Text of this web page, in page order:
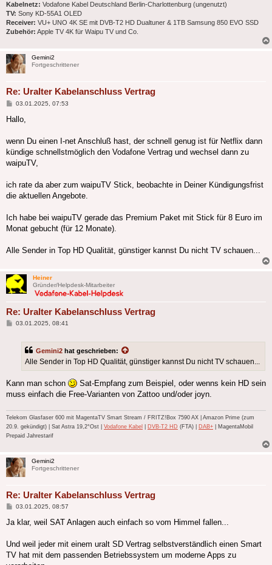
Kabelnetz: Vodafone Kabel Deutschland Berlin-Charlottenburg (ungenutzt)
TV: Sony KD-55A1 OLED
Receiver: VU+ UNO 4K SE mit DVB-T2 HD Dualtuner & 1TB Samsung 850 EVO SSD
Zubehör: Apple TV 4K für Waipu TV und Co.
Gemini2
Fortgeschrittener
Re: Uralter Kabelanschluss Vertrag
Beitrag
03.01.2025, 07:53
Hallo,
wenn Du einen I-net Anschluß hast, der schnell genug ist für Netflix dann
kündige schnellstmöglich den Vodafone Vertrag und wechsel dann zu
waipuTV,
ich rate da aber zum waipuTV Stick, beobachte in Deiner Kündigungsfrist
die aktuellen Angebote.
Ich habe bei waipuTV gerade das Premium Paket mit Stick für 8 Euro im
Monat gebucht (für 12 Monate).
Alle Sender in Top HD Qualität, günstiger kannst Du nicht TV schauen...
Heiner
Gründer/Helpdesk-Mitarbeiter
Re: Uralter Kabelanschluss Vertrag
Beitrag
03.01.2025, 08:41
Gemini2 hat geschrieben:
Alle Sender in Top HD Qualität, günstiger kannst Du nicht TV schauen...
Kann man schon
Sat-Empfang zum Beispiel, oder wenns kein HD sein
muss einfach die Free-Varianten von Zattoo und/oder joyn.
Telekom Glasfaser 600 mit MagentaTV Smart Stream / FRITZ!Box 7590 AX | Amazon Prime (zum
20.9. gekündigt) | Sat Astra 19,2°Ost | Vodafone Kabel DVB-T2 HD (FTA) | DAB+ | MagentaMobil
Prepaid Jahrestarif
Gemini2
Fortgeschrittener
Re: Uralter Kabelanschluss Vertrag
Beitrag
03.01.2025, 08:57
Ja klar, weil SAT Anlagen auch einfach so vom Himmel fallen...
Und weil jeder mit einem uralt SD Vertrag selbstverständlich einen Smart
TV hat mit dem passenden Betriebssystem um moderne Apps zu